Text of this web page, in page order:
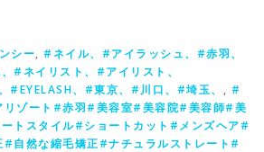
シー, #ネイル、#アイラッシュ、#赤羽、
#ネイリスト、#アイリスト、
#EYELASH、#東京、#川口、#埼玉、 , #
リゾート#赤羽#美容室#美容院#美容師#美
トスタイル#ショートカット#メンズヘア#
自然な縮毛矯正#ナチュラルストレート#